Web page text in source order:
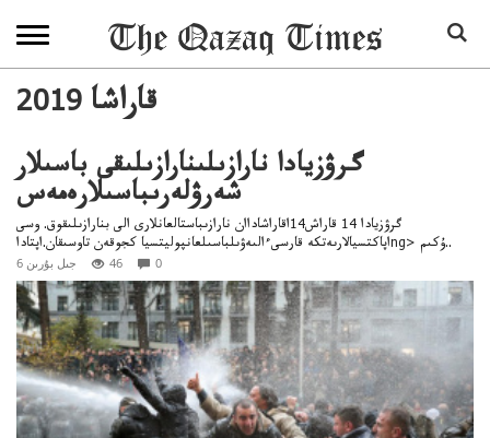
2019 قاراشا
گرۋزيادا نارازىلىنارازىلىقى باسىلار
شەرۋلەرىباسىلارەمەس
گرۋزيادا 14 قاراش14اقاراشاداان نارازىباستالعانلارى الى بنارازىلىقوق. وسى
اپاكتسيالارىەتكە قارسىءالىەۋىلباسىلعانپوليتسيا كجوقەن تاوسىقان.اپتاداng> ۇكىم..
6 جىل بۇرىن 46 0